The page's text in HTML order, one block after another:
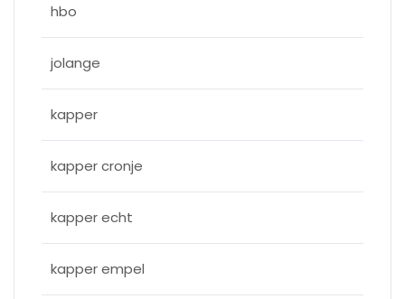
hbo
jolange
kapper
kapper cronje
kapper echt
kapper empel